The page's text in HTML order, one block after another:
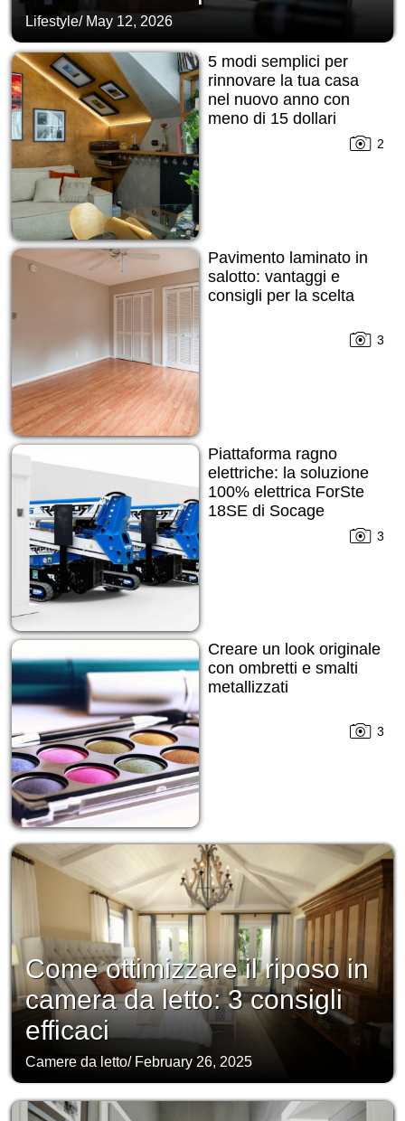
Lifestyle/ May 12, 2026
5 modi semplici per
rinnovare la tua casa
nel nuovo anno con
meno di 15 dollari
2
Pavimento laminato in
salotto: vantaggi e
consigli per la scelta
3
Piattaforma ragno
elettriche: la soluzione
100% elettrica ForSte
18SE di Socage
3
Creare un look originale
con ombretti e smalti
metallizzati
3
Come ottimizzare il riposo in
camera da letto: 3 consigli
efficaci
Camere da letto/ February 26, 2025